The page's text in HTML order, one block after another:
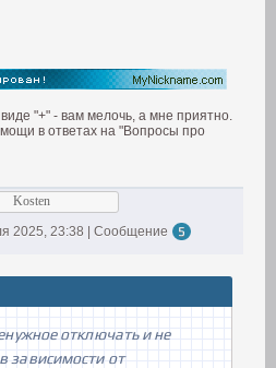
"+" - вам мелочь, а мне приятно.
в ответах на "Вопросы про
Kosten
2025, 23:38 | Сообщение
5
отключать и не
зависимости от